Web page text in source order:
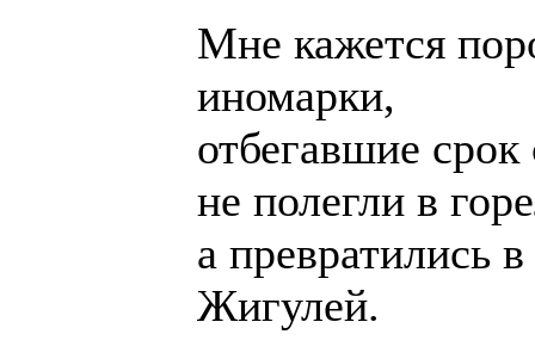
Мне кажется
иномарки,
отбегавшие
не полегли в
а превратились
Жигулей.